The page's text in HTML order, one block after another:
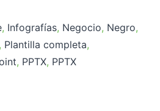
, Infografías, Negocio, Negro,
, Plantilla completa,
, PPTX, PPTX